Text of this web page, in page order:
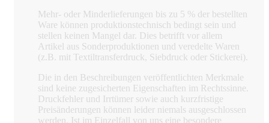
Mehr- oder Minderlieferungen bis zu 5 % der bestellten
Ware können produktionstechnisch bedingt sein und
stellen keinen Mangel dar. Dies betrifft vor allem
Artikel aus Sonderproduktionen und veredelte Waren
(z.B. mit Textiltransferdruck, Siebdruck oder Stickerei).
Die in den Beschreibungen veröffentlichten Merkmale
sind keine zugesicherten Eigenschaften im Rechtssinne.
Druckfehler und Irrtümer sowie auch kurzfristige
Preisänderungen können leider niemals ausgeschlossen
werden. Ist im Einzelfall von uns eine besondere